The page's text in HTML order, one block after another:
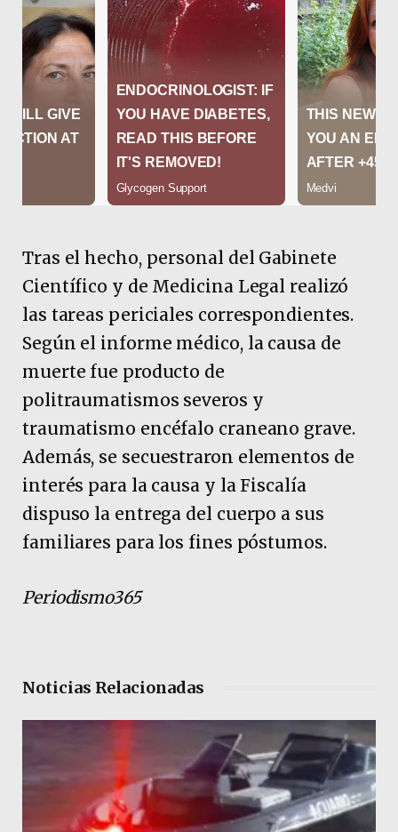
Tras el hecho, personal del Gabinete
Científico y de Medicina Legal realizó
las tareas periciales correspondientes.
Según el informe médico, la causa de
muerte fue producto de
politraumatismos severos y
traumatismo encéfalo craneano grave.
Además, se secuestraron elementos de
interés para la causa y la Fiscalía
dispuso la entrega del cuerpo a sus
familiares para los fines póstumos.
Periodismo365
Noticias Relacionadas